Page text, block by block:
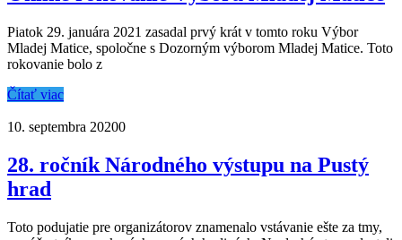
Piatok 29. januára 2021 zasadal prvý krát v tomto roku Výbor
Mladej Matice, spoločne s Dozorným výborom Mladej Matice. Toto
rokovanie bolo z
Čítať viac
10. septembra 20200
28. ročník Národného výstupu na Pustý
hrad
Toto podujatie pre organizátorov znamenalo vstávanie ešte za tmy,